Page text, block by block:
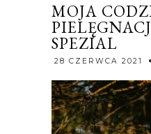
MOJA
SPEZIAL
28 CZERWCA 2021